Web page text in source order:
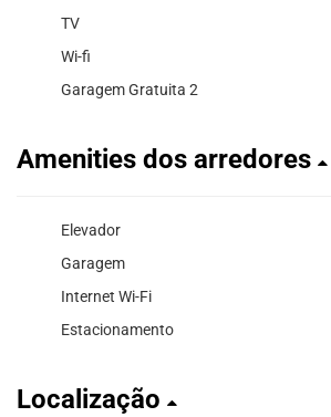
TV
Wi-fi
Garagem Gratuita 2
Amenities dos arredores
Elevador
Garagem
Internet Wi-Fi
Estacionamento
Localização